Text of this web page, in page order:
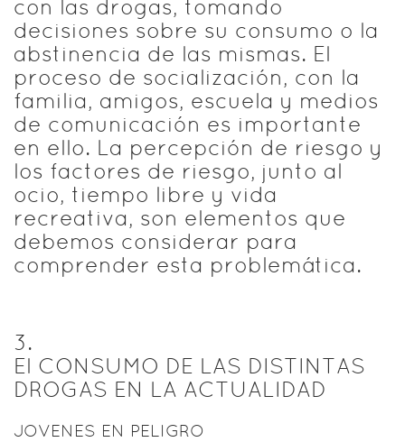
con las drogas, tomando
decisiones sobre su consumo o la
abstinencia de las mismas. El
proceso de socialización, con la
familia, amigos, escuela y medios
de comunicación es importante
en ello. La percepción de riesgo y
los factores de riesgo, junto al
ocio, tiempo libre y vida
recreativa, son elementos que
debemos considerar para
comprender esta problemática.
3.
El CONSUMO DE LAS DISTINTAS
DROGAS EN LA ACTUALIDAD
JOVENES EN PELIGRO